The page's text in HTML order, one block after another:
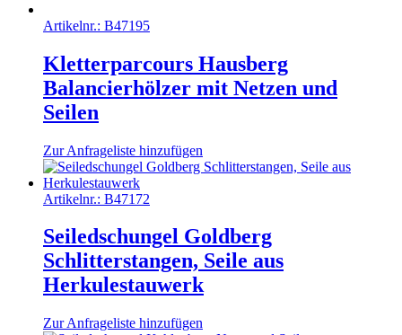
Artikelnr.: B47195
Kletterparcours Hausberg
Balancierhölzer mit Netzen und
Seilen
Zur Anfrageliste hinzufügen
Artikelnr.: B47172
Seiledschungel Goldberg
Schlitterstangen, Seile aus
Herkulestauwerk
Zur Anfrageliste hinzufügen